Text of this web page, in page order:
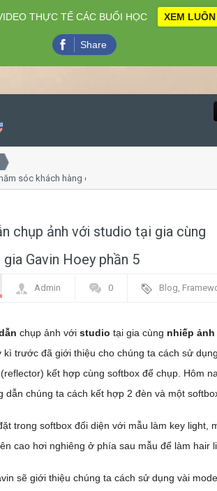
khách hàng chuyên nghiệp
chụp ảnh với studio tại gia cùng
gia Gavin Hoey phần 5
Admin 0 Blog,
chụp ảnh với studio tại gia cùng nhiếp ảnh
kì trước đã giới thiệu cho chúng ta cách sử
kết hợp cùng softbox để chụp. Hôm
dẫn chúng ta cách kết hợp 2 đèn và một
trong softbox đối diện với mẫu làm key light,
cao hơi nghiêng ở phía sau mẫu để làm hair
sẽ giới thiệu chúng ta cách sử dụng vài mode
THỰC TẾ CÁC BUỔI HỌC XEM LUÔN
Share